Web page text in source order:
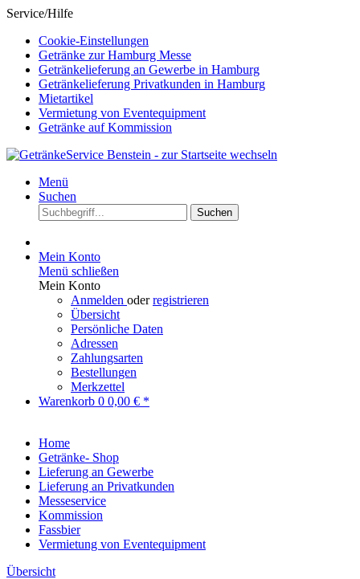
Service/Hilfe
Cookie-Einstellungen
Getränke zur Hamburg Messe
Getränkelieferung an Gewerbe in Hamburg
Getränkelieferung Privatkunden in Hamburg
Mietartikel
Vermietung von Eventequipment
Getränke auf Kommission
Menü
Suchen
Suchen
Mein Konto
Menü schließen
Mein Konto
Anmelden oderregistrieren
Übersicht
Persönliche Daten
Adressen
Zahlungsarten
Bestellungen
Merkzettel
Warenkorb 0 0,00 € *
Home
Getränke- Shop
Lieferung an Gewerbe
Lieferung an Privatkunden
Messeservice
Kommission
Fassbier
Vermietung von Eventequipment
Übersicht